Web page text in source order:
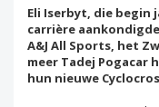
Eli Iserbyt, die begin
carrière
A&J All Sports, het
meer Tadej Pogacar
hun nieuwe